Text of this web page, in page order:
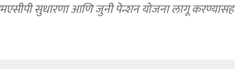
सुधारणा आणि जुनी पेन्शन योजना लागू करण्यासह